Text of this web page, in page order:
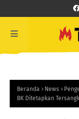
Beranda News
BK Ditetapkan